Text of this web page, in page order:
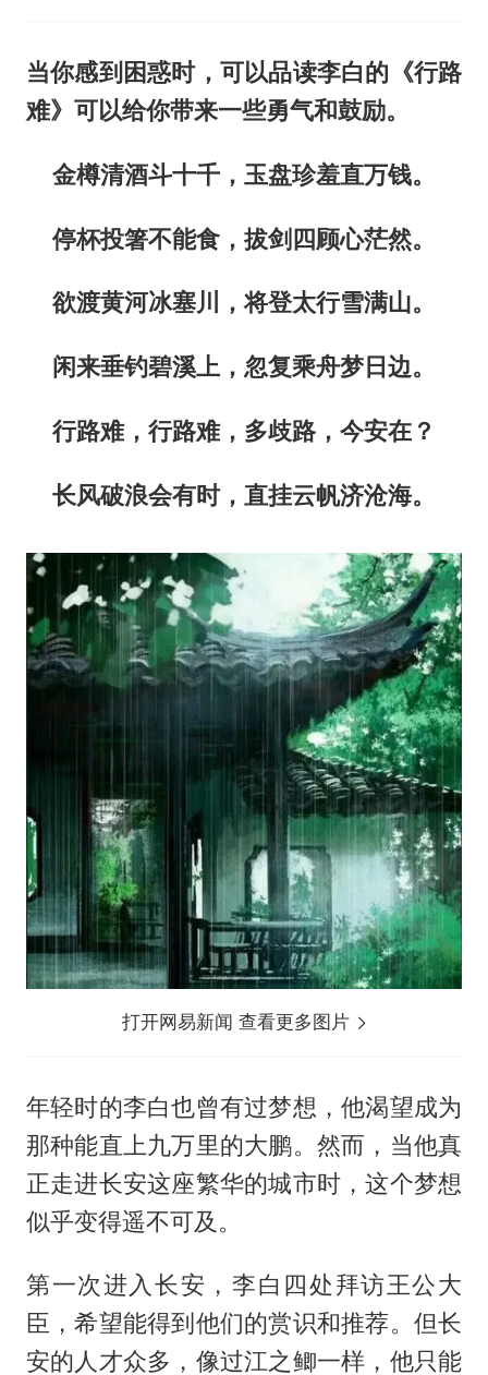
当你感到困惑时，可以品读李白的《行路
难》可以给你带来一些勇气和鼓励。
金樽清酒斗十千，玉盘珍羞直万钱。
停杯投箸不能食，拔剑四顾心茫然。
欲渡黄河冰塞川，将登太行雪满山。
闲来垂钓碧溪上，忽复乘舟梦日边。
行路难，行路难，多歧路，今安在？
长风破浪会有时，直挂云帆济沧海。
打开网易新闻 查看更多图片
年轻时的李白也曾有过梦想，他渴望成为
那种能直上九万里的大鹏。然而，当他真
正走进长安这座繁华的城市时，这个梦想
似乎变得遥不可及。
第一次进入长安，李白四处拜访王公大
臣，希望能得到他们的赏识和推荐。但长
安的人才众多，像过江之鲫一样，他只能